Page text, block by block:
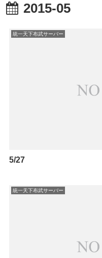
2015-05
統一天下布武サーバー
5/27
統一天下布武サーバー